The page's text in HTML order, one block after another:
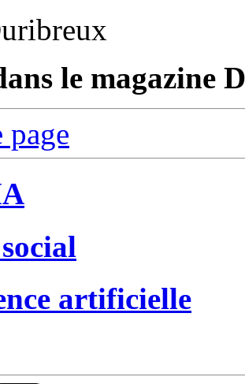
le magazine
page
artificielle